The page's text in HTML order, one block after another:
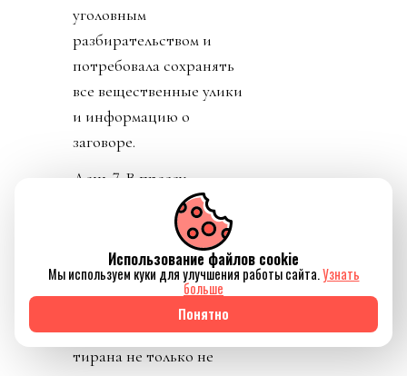
уголовным
разбирательством и
потребовала сохранять
все вещественные улики
и информацию о
заговоре.
День 7. В прессу
вбросили рассказы о
том, как Инфантино
буллили в детстве.
Публика восприняла как
должно. «Жаль тебя.
Теперь проваливай». У
тирана не только не
Использование файлов cookie
Мы используем куки для улучшения работы сайта.Узнать
больше
Понятно